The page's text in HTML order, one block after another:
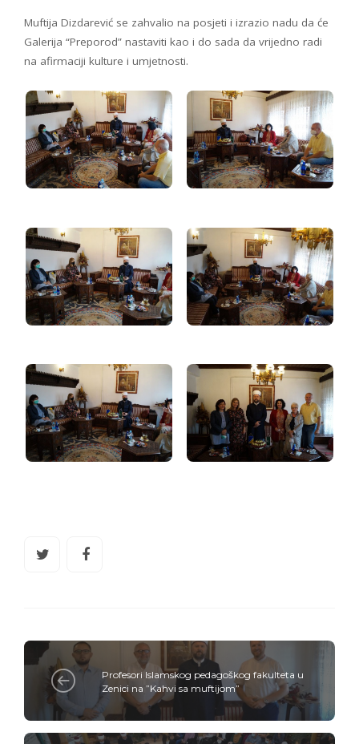
Muftija Dizdarević se zahvalio na posjeti i izrazio nadu da će
Galerija “Preporod” nastaviti kao i do sada da vrijedno radi
na afirmaciji kulture i umjetnosti.
Profesori Islamskog pedagoškog fakulteta u
Zenici na ”Kahvi sa muftijom”